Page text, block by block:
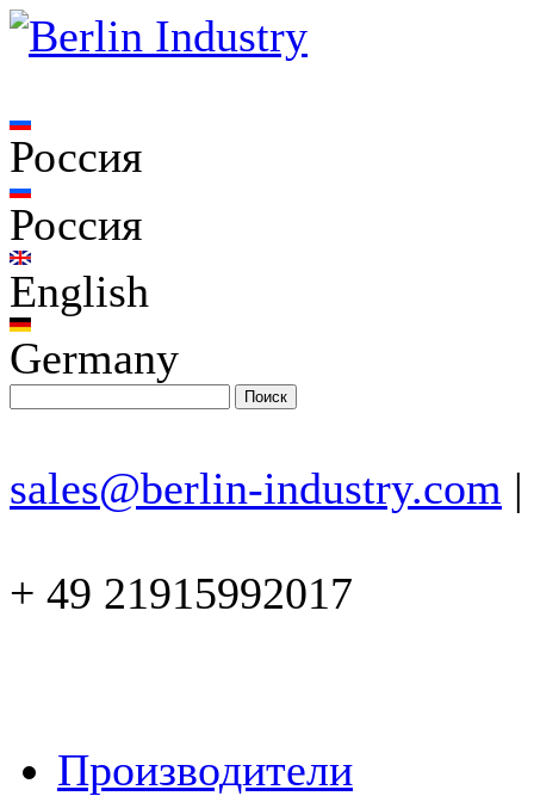
Россия
Россия
English
Germany
sales@berlin-industry.com |
+ 49 21915992017
Производители